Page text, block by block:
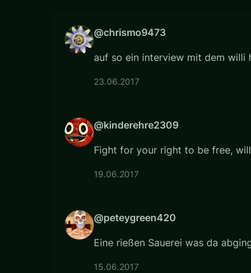
@chrismo9473
auf so ein interview mit dem willi
23.06.2017
@kinderehre2309
Fight for your right to be free,
19.06.2017
@peteygreen420
Eine rießen Sauerei was da
15.06.2017